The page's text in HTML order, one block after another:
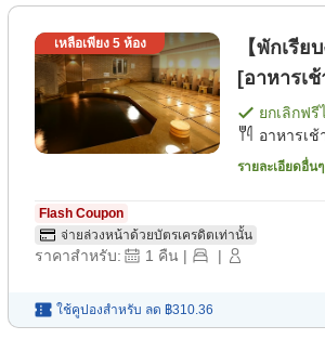
เหลือเพียง 5ห้อง
【พักเรี
[อาหารเช้
ยกเลิกฟรี
อาหารเช้
รายละเอียดอื่น
Flash Coupon
จ่ายล่วงหน้าด้วยบัตรเครดิตเท่านั้น
ราคาสำหรับ: 1 คืน | |
ใช้คูปองสำหรับ ลด ฿310.36